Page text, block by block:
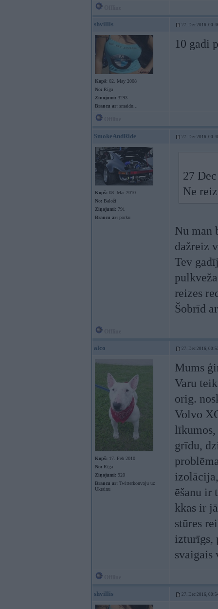
shvillis 27. Dec 2016,
Kopš: 02. May 2008
No: Rīga
Ziņojumi: 3293
Braucu ar: smaidu...
10 gadi
SmokeAndRide 27. Dec 2016,
Kopš: 08. Mar 2010
No: Baloži
Ziņojumi: 791
Braucu ar: porku
27
Ne
Nu man
dažreiz
Tev
reizes
Šobrīd
alco 27. Dec 2016,
Kopš: 17. Feb 2010
No: Rīga
Ziņojumi: 920
Braucu ar: Twitterkonvoju uz
Ukrainu
Mums
Varu
orig.
Volvo
līkumos,
grīdu,
ēšanu ir
kkas ir
stūres
izturīgs,
svaigais
shvillis 27. Dec 2016,